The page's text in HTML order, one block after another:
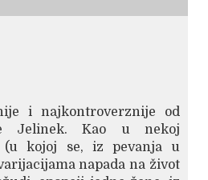
i najkontroverznije od
Jelinek. Kao u nekoj
(u kojoj se, iz pevanja u
napada na život